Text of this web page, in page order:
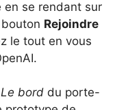
en se rendant sur
Rejoindre
le tout en vous
Le bord du porte-